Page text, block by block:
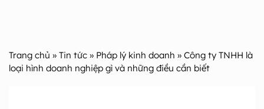
Trang chủ » Tin tức » Pháp lý kinh doanh » Công ty TNHH là
loại hình doanh nghiệp gì và những điều cần biết